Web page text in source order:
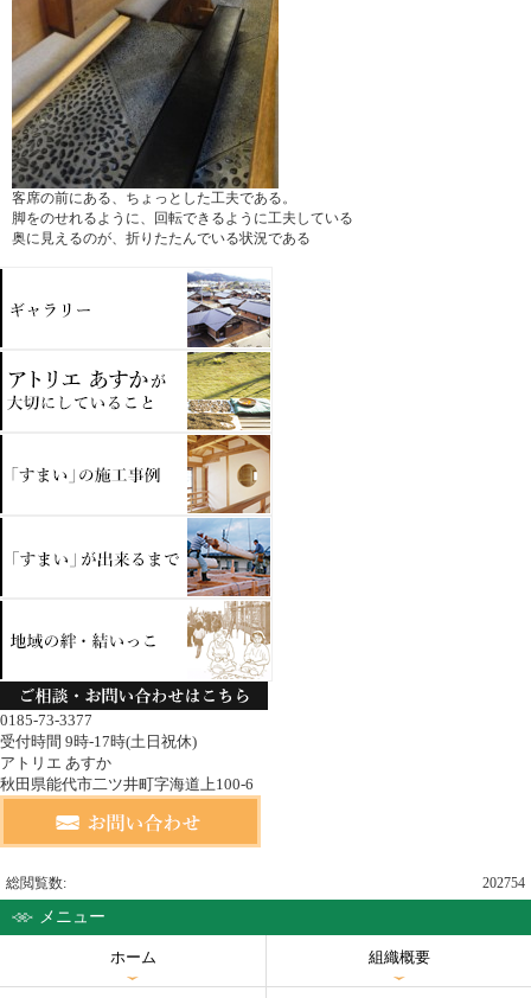
客席の前にある、ちょっとした工夫である。
脚をのせれるように、回転できるように工夫している
奥に見えるのが、折りたたんでいる状況である
0185-73-3377
受付時間 9時-17時(土日祝休)
アトリエ あすか
秋田県能代市二ツ井町字海道上100-6
202754
総閲覧数:
メニュー
ホーム 組織概要